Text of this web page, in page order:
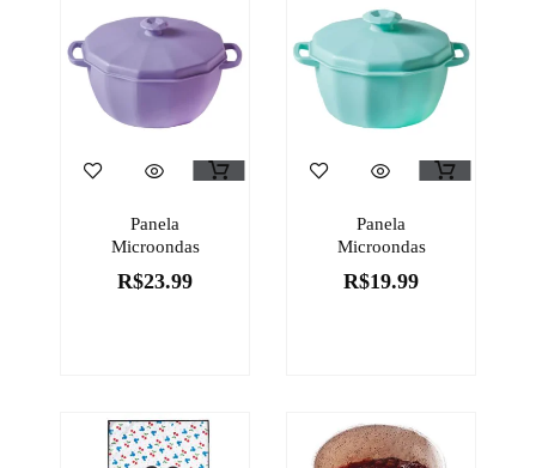
Panela
Microondas
R$23.99
Panela
Microondas
R$19.99